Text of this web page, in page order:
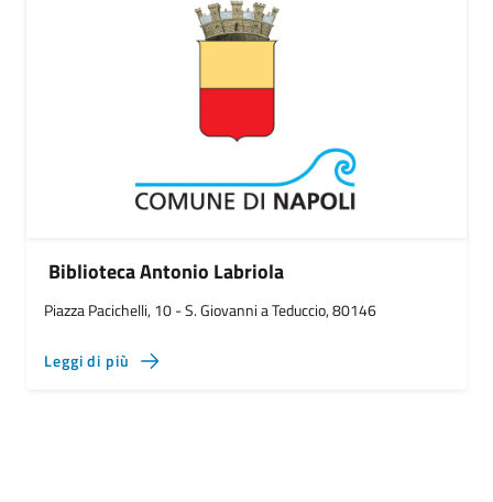
Biblioteca Antonio Labriola
Piazza Pacichelli, 10 - S. Giovanni a Teduccio, 80146
Leggi di più